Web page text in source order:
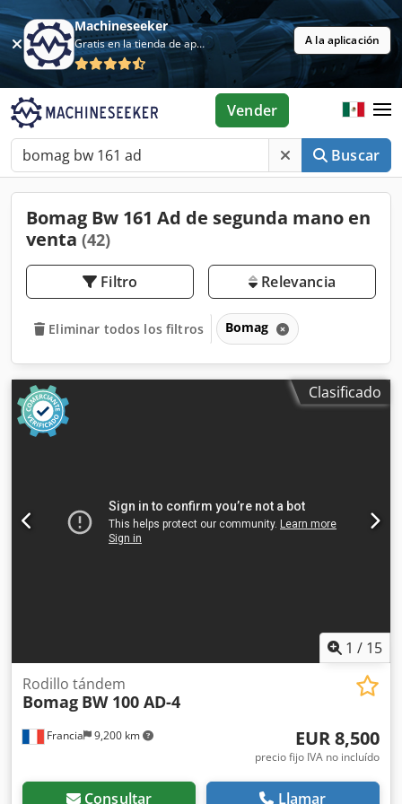
Machineseeker
Gratis en la tienda de aplicaciones A la aplicación
Buscar
Vender
Bomag Bw 161 Ad de segunda mano en
venta (42)
Filtro Relevancia
Eliminar todos los filtros Bomag
Clasificado
1 / 15
Francia 9,200 km
Rodillo tándem
Bomag BW 100 AD-4
EUR 8,500
precio fijo IVA no incluído
Consultar Llamar